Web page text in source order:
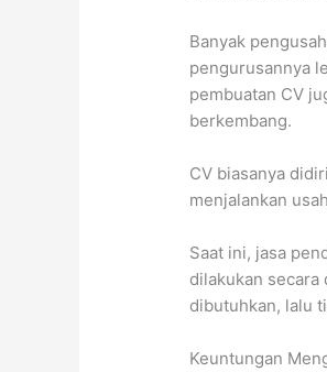
Banyak
pengurusannya
pembuatan CV
berkembang.
CV biasanya
menjalankan
Saat ini, jasa
dilakukan secara
dibutuhkan, lalu
Keuntungan